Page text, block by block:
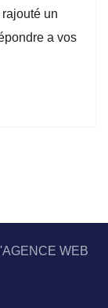
un
a vos
AGENCE WEB